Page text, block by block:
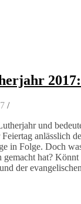
/
und
anlässlich
in Folge. Doch
gemacht hat?
der